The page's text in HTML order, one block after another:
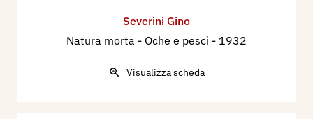
Severini Gino
Natura morta - Oche e pesci - 1932
Visualizza scheda